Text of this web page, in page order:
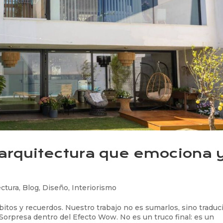
que emociona
, Blog, Diseño, Interiorismo
y recuerdos. Nuestro trabajo no es sumarlos, sino
dentro del Efecto Wow. No es un truco final: es un